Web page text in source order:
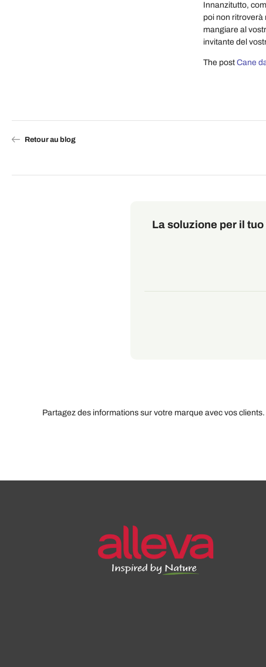
Innanzitutto,
poi non ritroverà
mangiare al
invitante del
The post Cane
Retour au blog
La soluzione per il
Partagez des informations sur votre marque avec vos